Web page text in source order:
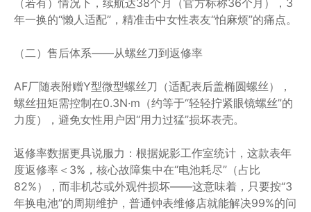
（若有）情况下，续航达38个月（官方标称36个月），3
年一换的“懒人适配”，精准击中女性表友“怕麻烦”的痛点。
（二）售后体系——从螺丝刀到返修率
AF厂随表附赠Y型微型螺丝刀（适配表后盖椭圆螺丝），
螺丝扭矩需控制在0.3N·m（约等于“轻轻拧紧眼镜螺丝”的
力度），避免女性用户因“用力过猛”损坏表壳。
返修率数据更具说服力：根据妮影工作室统计，这款表年
度返修率＜3%，核心故障集中在“电池耗尽”（占比
82%），而非机芯或外观件损坏——这意味着，只要按“3
年换电池”的周期维护，普通钟表维修店就能解决99%的问